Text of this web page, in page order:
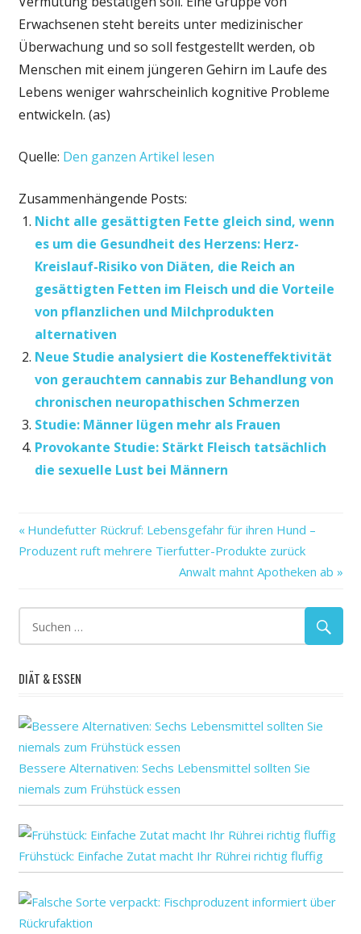
Erwachsenen steht bereits unter medizinischer
Überwachung und so soll festgestellt werden, ob
Menschen mit einem jüngeren Gehirn im Laufe des
Lebens weniger wahrscheinlich kognitive Probleme
entwickeln. (as)
Quelle: Den ganzen Artikel lesen
Zusammenhängende Posts:
Nicht alle gesättigten Fette gleich sind, wenn
es um die Gesundheit des Herzens: Herz-
Kreislauf-Risiko von Diäten, die Reich an
gesättigten Fetten im Fleisch und die Vorteile
von pflanzlichen und Milchprodukten
alternativen
Neue Studie analysiert die Kosteneffektivität
von gerauchtem cannabis zur Behandlung von
chronischen neuropathischen Schmerzen
Studie: Männer lügen mehr als Frauen
Provokante Studie: Stärkt Fleisch tatsächlich
die sexuelle Lust bei Männern
die
gleichaltrigen
Jahre
Männern
sind
Studie:
um
von
Beitragsnavigation
Vorheriger
Beitrag:
Hundefutter Rückruf: Lebensgefahr für ihren Hund –
Produzent ruft mehrere Tierfutter-Produkte zurück
Nächster
Anwalt mahnt Apotheken ab
DIÄT & ESSEN
Bessere Alternativen: Sechs Lebensmittel sollten Sie
niemals zum Frühstück essen
Frühstück: Einfache Zutat macht Ihr Rührei richtig fluffig